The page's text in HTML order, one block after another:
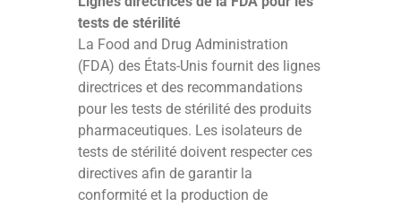
tests de stérilité
La Food and Drug Administration
(FDA) des États-Unis fournit des lignes
directrices et des recommandations
pour les tests de stérilité des produits
pharmaceutiques. Les isolateurs de
tests de stérilité doivent respecter ces
directives afin de garantir la
conformité et la production de